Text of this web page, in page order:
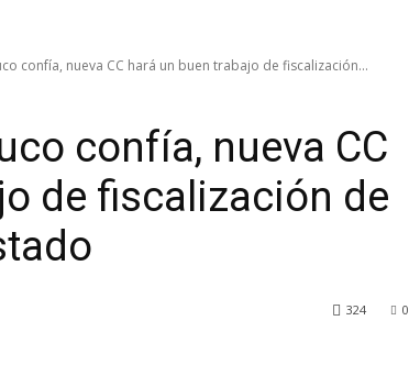
confía, nueva CC hará un buen trabajo de fiscalización...
confía, nueva CC
de fiscalización de
0
324